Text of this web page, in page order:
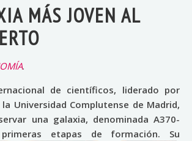
MÁS JOVEN AL
.
de científicos, liderado por
Universidad Complutense de Madrid,
una galaxia, denominada A370-
etapas de formación. Su